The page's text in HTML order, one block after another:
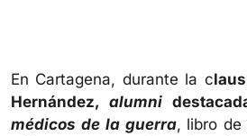
En Cartagena, durante la c
Hernández, alumni
médicos de la guerra, libro de